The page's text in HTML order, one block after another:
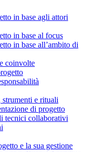
in base agli attori
in base al focus
in base all’ambito di
coinvolte
e rituali
di progetto
tecnici collaborativi
e la sua gestione